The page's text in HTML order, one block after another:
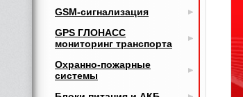
GSM-сигнализация
GPS ГЛОНАСС
мониторинг транспорта
Охранно-пожарные
системы